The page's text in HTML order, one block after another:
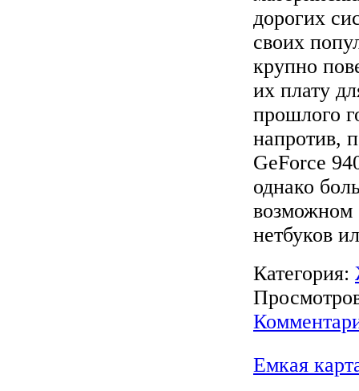
дорогих
своих
крупно
их плату
прошлого
напротив,
GeForce
однако
возможном
нетбуков
Категория:
Емкая